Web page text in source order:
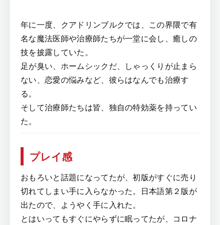
年に一度、クアドリンブルクでは、この界隈で有
名な魔法医師や治療師たちが一堂に会し、癒しの
技を披露していた。
足が臭い、ホームシックだ、しゃっくりが止まら
ない、恋愛の悩みなど、彼らはなんでも治療す
る。
そして治療師たちは皆、独自の特効薬を持ってい
た。
プレイ感
おもろいと話題になってたが、初版がすぐに売り
切れてしまい手に入らなかった。日本語第２版が
出たので、ようやく手に入れた。
とはいってもすぐにやらずに眠ってたが、コロナ